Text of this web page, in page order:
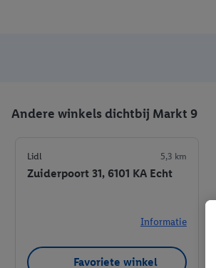
Andere winkels dichtbij Markt 9
Lidl 5,3 km
Zuiderpoort 31, 6101 KA Echt
Informatie
Favoriete winkel